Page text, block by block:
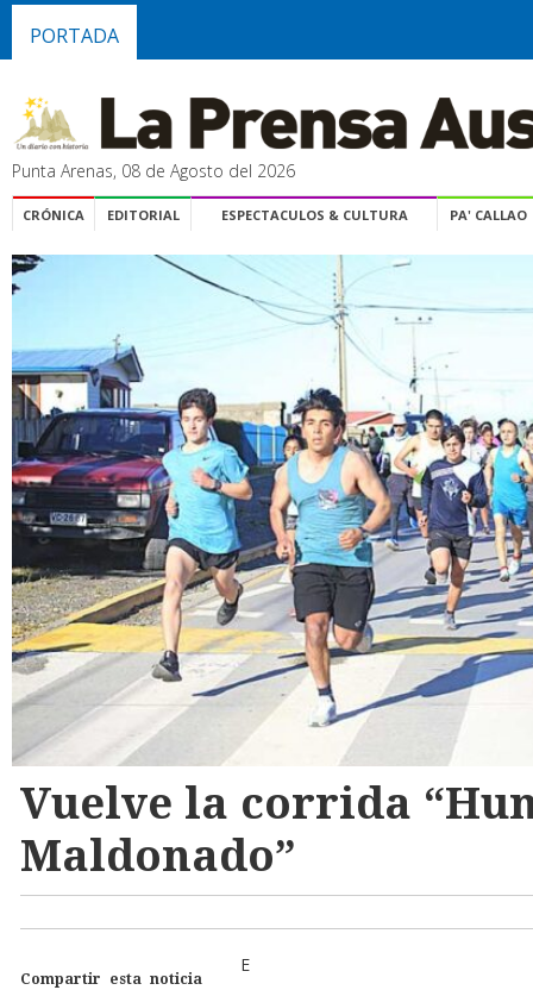
PORTADA
Punta Arenas, 08 de Agosto del 2026
CRÓNICA EDITORIAL ESPECTACULOS & CULTURA PA' CALLAO
Vuelve la corrida
Maldonado”
Compartir esta noticia
E